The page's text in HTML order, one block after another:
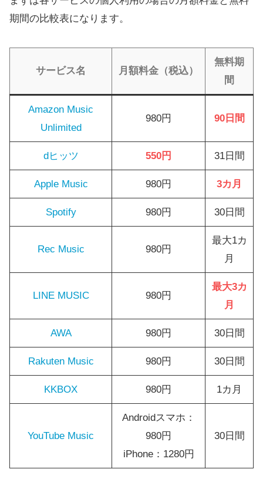
期間の比較表になります。
サービス名 月額料金（税込）
無料期
間
Amazon Music
Unlimited
980円 90日間
dヒッツ 550円 31日間
Apple Music 980円 3カ月
Spotify 980円 30日間
Rec Music 980円
最大1カ
月
LINE MUSIC 980円
最大3カ
月
AWA 980円 30日間
Rakuten Music 980円 30日間
KKBOX 980円 1カ月
YouTube Music
Androidスマホ：
980円
iPhone：1280円
30日間